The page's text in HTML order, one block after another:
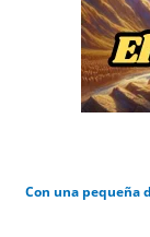
Con una pequeña